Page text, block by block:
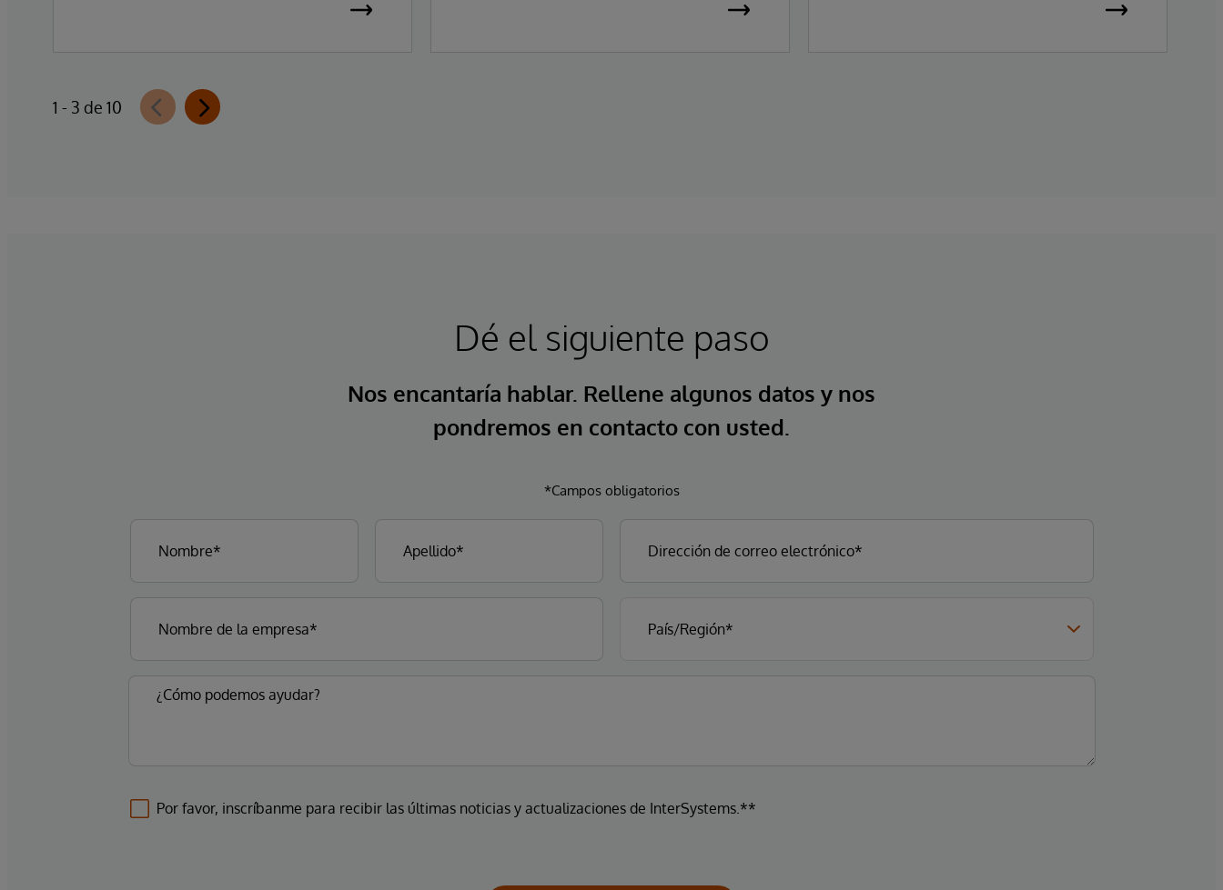
1 - 3 de 10
Dé el siguiente paso
Nos encantaría hablar. Rellene algunos datos y nos
pondremos en contacto con usted.
*Campos obligatorios
Por favor, inscríbanme para recibir las últimas noticias y actualizaciones de InterSystems.**